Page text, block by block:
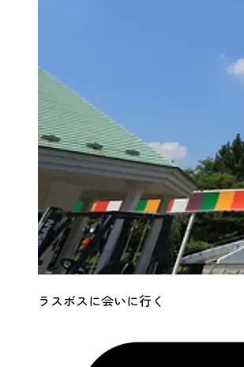
ラスボスに会いに行く